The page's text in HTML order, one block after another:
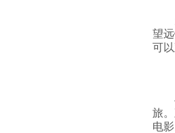
望
可以
旅
电影